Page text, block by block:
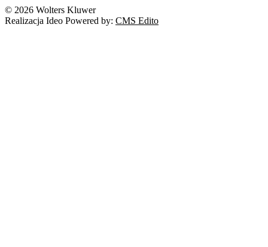
© 2026 Wolters Kluwer
Realizacja Ideo Powered by: CMS Edito